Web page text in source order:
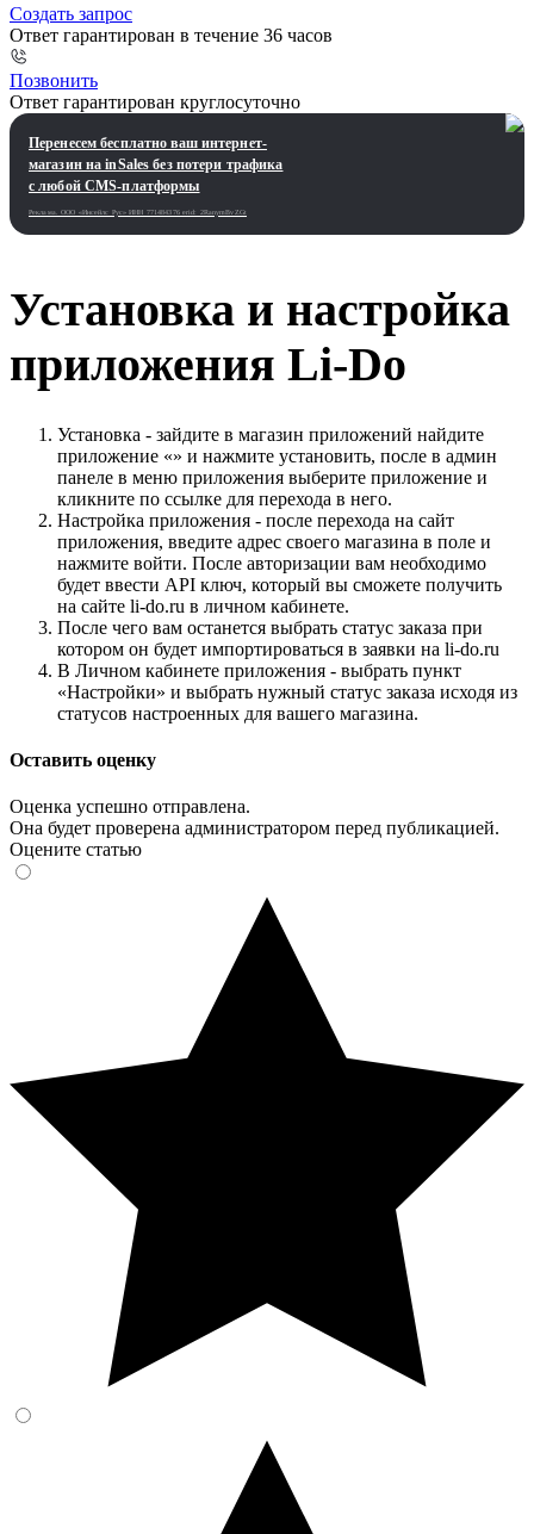
Создать запрос
Ответ гарантирован в течение 36 часов
Позвонить
Ответ гарантирован круглосуточно
Перенесем бесплатно ваш интернет-
магазин на inSales без потери трафика
с любой CMS-платформы
Реклама. ООО «Инсейлс Рус»‎ ИНН 771484376 erid: 2RanymBvZGt
Установка и настройка
приложения Li-Do
Установка - зайдите в магазин приложений найдите
приложение «» и нажмите установить, после в админ
панеле в меню приложения выберите приложение и
кликните по ссылке для перехода в него.
Настройка приложения - после перехода на сайт
приложения, введите адрес своего магазина в поле и
нажмите войти. После авторизации вам необходимо
будет ввести API ключ, который вы сможете получить
на сайте li-do.ru в личном кабинете.
После чего вам останется выбрать статус заказа при
котором он будет импортироваться в заявки на li-do.ru
В Личном кабинете приложения - выбрать пункт
«Настройки» и выбрать нужный статус заказа исходя из
статусов настроенных для вашего магазина.
Оставить оценку
Оценка успешно отправлена.
Она будет проверена администратором перед публикацией.
Оцените статью